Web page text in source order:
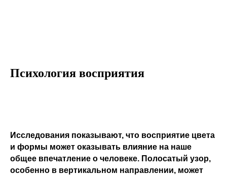
Психология восприятия
Исследования показывают, что восприятие цвета
и формы может оказывать влияние на наше
общее впечатление о человеке. Полосатый узор,
особенно в вертикальном направлении, может